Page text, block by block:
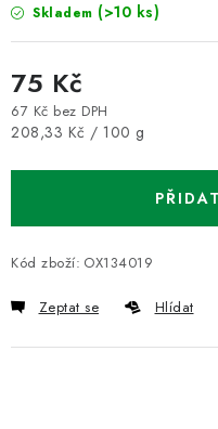
Ochrana osobních údajů
Skladem (>10 ks)
75 Kč
67 Kč bez DPH
Měrná cena:
208,33 Kč / 100 g
Kód zboží: OX134019
Zeptat se Hlídat